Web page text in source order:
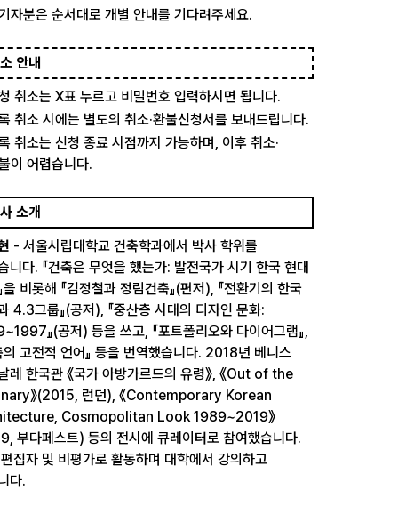
자분은 순서대로 개별 안내를 기다려주세요.
안내
취소는 X표 누르고 비밀번호 입력하시면 됩니다.
취소 시에는 별도의 취소·환불신청서를 보내드립니다.
취소는 신청 종료 시점까지 가능하며, 이후 취소·
이 어렵습니다.
소개
- 서울시립대학교 건축학과에서 박사 학위를
니다. 『건축은 무엇을 했는가: 발전국가 시기 한국 현대
을 비롯해 『김정철과 정림건축』(편저), 『전환기의 한국
4.3그룹』(공저), 『중산층 시대의 디자인 문화:
』(공저) 등을 쓰고, 『포트폴리오와 다이어그램』,
의 고전적 언어』 등을 번역했습니다. 2018년 베니스
레 한국관 《국가 아방가르드의 유령》, 《Out of the
》(2015, 런던), 《Contemporary Korean
Cosmopolitan Look 1989~2019》
부다페스트) 등의 전시에 큐레이터로 참여했습니다.
집자 및 비평가로 활동하며 대학에서 강의하고
다.